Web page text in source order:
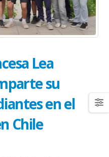
Lea
su
en el
Chile